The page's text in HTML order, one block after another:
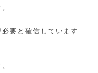
要と確信しています